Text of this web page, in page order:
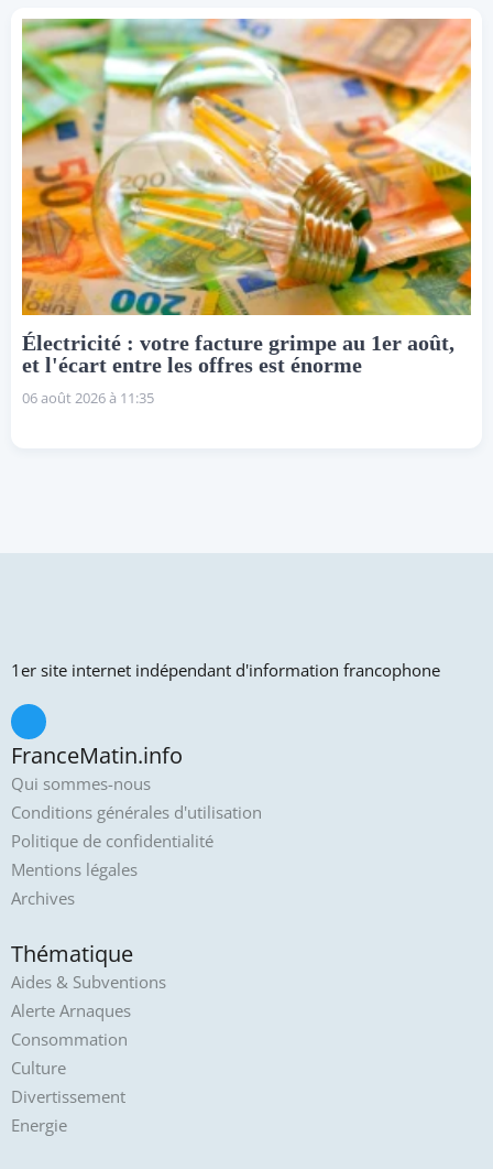
Électricité : votre facture grimpe au 1er août,
et l'écart entre les offres est énorme
06 août 2026 à 11:35
1er site internet indépendant d'information francophone
FranceMatin.info
Qui sommes-nous
Conditions générales d'utilisation
Politique de confidentialité
Mentions légales
Archives
Thématique
Aides & Subventions
Alerte Arnaques
Consommation
Culture
Divertissement
Energie